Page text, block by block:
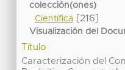
colección(ones)
Científica[216]
Visualización del
Título
Caracterización del